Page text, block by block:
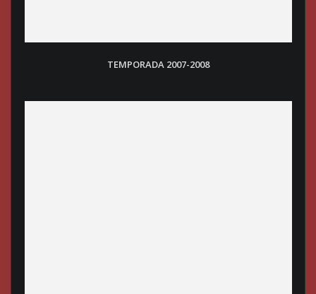
TEMPORADA 2007-2008